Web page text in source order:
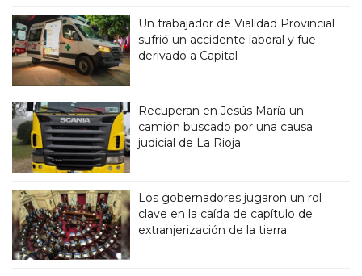
Un trabajador de Vialidad Provincial
sufrió un accidente laboral y fue
derivado a Capital
Recuperan en Jesús María un
camión buscado por una causa
judicial de La Rioja
Los gobernadores jugaron un rol
clave en la caída de capítulo de
extranjerización de la tierra